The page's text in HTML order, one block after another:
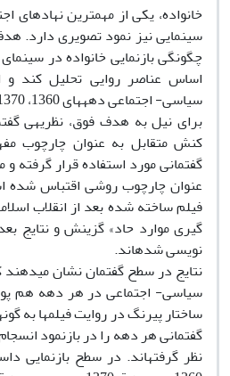
خانواده، یکی از مهمترین نهادهای
سینمایی نیز نمود تصویری دارد.
چگونگی بازنمایی خانواده در
اساس عناصر روایی تحلیل کند و
سیاسی- اجتماعی دهه‏ها‏ی 1360، 1370 و 1380 تفسیر نماید.
برای نیل به هدف فوق، نظریه‏ی
کنش متقابل به عنوان چارچوب
گفتمانی مورد استفاده قرار گرفته
فیلم ساخته شده بعد از انقلاب
گیری موارد حاد» گزینش و نتایج
نویسی شده‏اند.
نتایج در سطح گفتمان نشان می‏دهند
سیاسی- اجتماعی در هر دهه هم
ساختار پی‏رنگ در روایت فیلم‏ها به
گفتمانی هر دهه را در بازنمود
نظر گرفته‏اند. در سطح بازنمایی